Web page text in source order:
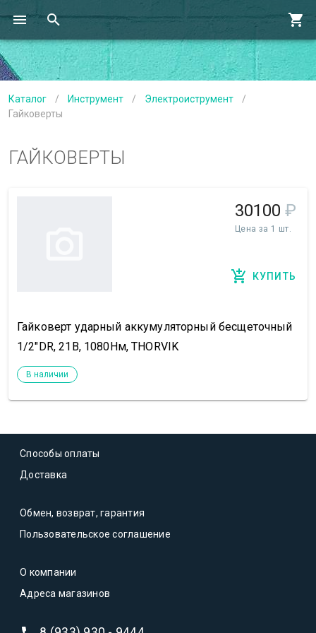
Каталог / Инструмент / Электроиструмент
/
Гайковерты
ГАЙКОВЕРТЫ
30100 ₽
Цена за 1 шт.
КУПИТЬ
Гайковерт ударный аккумуляторный бесщеточный
1/2"DR, 21В, 1080Нм, THORVIK
В наличии
Способы оплаты
Доставка
Обмен, возврат, гарантия
Пользовательское соглашение
О компании
Адреса магазинов